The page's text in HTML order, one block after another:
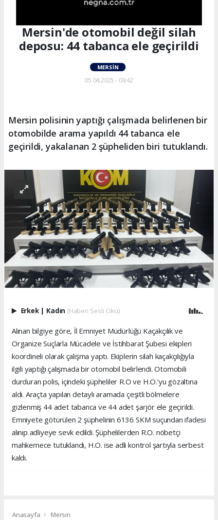
Mersin'de otomobil değil silah
deposu: 44 tabanca ele geçirildi
MERSIN
05.04.2025 - 09:42
Mersin polisinin yaptığı çalışmada belirlenen bir
otomobilde arama yapıldı 44 tabanca ele
geçirildi, yakalanan 2 şüpheliden biri tutuklandı.
Erkek | Kadın (Haberi Sesli Oku)
Alınan bilgiye göre, İl Emniyet Müdürlüğü Kaçakçılık ve
Organize Suçlarla Mücadele ve İstihbarat Şubesi ekipleri
koordineli olarak çalışma yaptı. Ekiplerin silah kaçakçılığıyla
ilgili yaptığı çalışmada bir otomobil belirlendi. Otomobili
durduran polis, içindeki şüpheliler R.O ve H.O.'yu gözaltına
aldı. Araçta yapılan detaylı aramada çeşitli bölmelere
gizlenmiş 44 adet tabanca ve 44 adet şarjör ele geçirildi.
Emniyete götürülen 2 şüphelinin 6136 SKM suçundan ifadesi
alınıp adliyeye sevk edildi. Şüphelilerden R.O. nöbetçi
mahkemece tutuklandı, H.O. ise adli kontrol şartıyla serbest
kaldı.
Anasayfa Mersin